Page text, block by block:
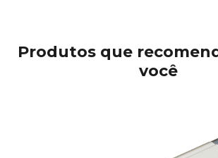
Produtos que
você